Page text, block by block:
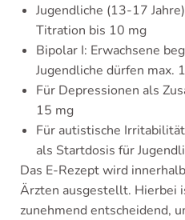
Jugendliche (13-17
Titration bis 10 mg
Bipolar I: Erwachsene
Jugendliche dürfen max.
Für Depressionen als
15 mg
Für autistische
als Startdosis für
Das E-Rezept wird
Ärzten ausgestellt. Hierbei
zunehmend entscheidend,